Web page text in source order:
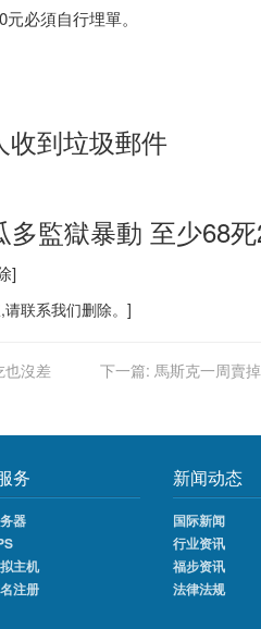
必須自行埋單。
收到垃圾郵件
多監獄暴動 至少68
]
联系我们删除。]
也沒差 下一篇: 馬斯克一周賣
务
器
主机
注册
新闻动态
国际新闻
行业资讯
福步资讯
法律法规